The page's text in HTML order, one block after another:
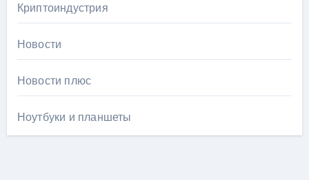
Криптоиндустрия
Новости
Новости плюс
Ноутбуки и планшеты